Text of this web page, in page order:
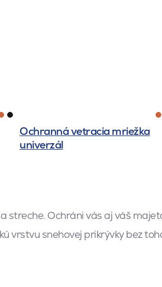
Ochranná vetracia mriežka
univerzál
Ochráni vás aj váš
vrstvu snehovej prikrývky bez